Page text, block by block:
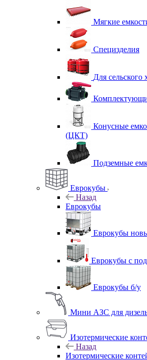
Мягкие
Специзделия
Для сельского
Конусные
(ЦКТ)
Подземные
Еврокубы
Назад
Еврокубы
Еврокубы
Еврокубы с
Еврокубы б/у
Мини АЗС для
Изотермические
Назад
Изотермические